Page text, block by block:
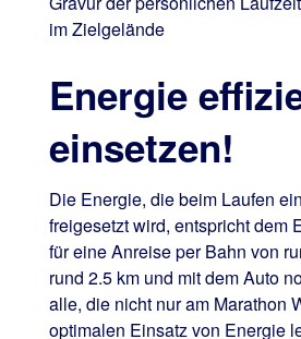
im Zielgelände
Energie
einsetzen!
Die Energie, die beim Laufen
freigesetzt wird, entspricht dem
für eine Anreise per Bahn von
rund 2.5 km und mit dem Auto
alle, die nicht nur am Marathon
optimalen Einsatz von Energie